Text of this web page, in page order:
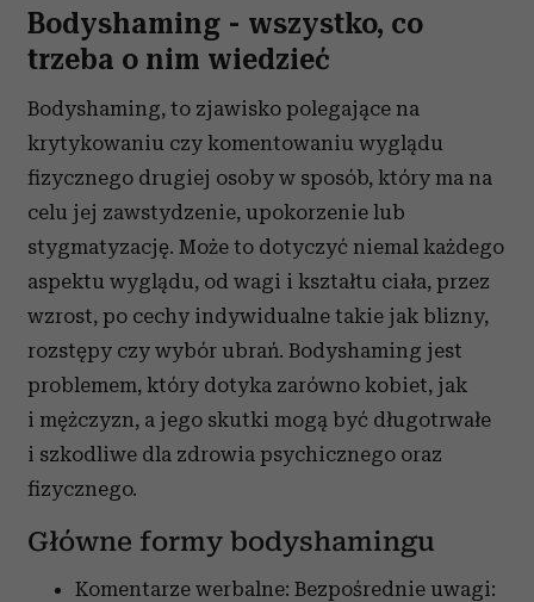
Bodyshaming - wszystko, co
trzeba o nim wiedzieć
Bodyshaming, to zjawisko polegające na
krytykowaniu czy komentowaniu wyglądu
fizycznego drugiej osoby w sposób, który ma na
celu jej zawstydzenie, upokorzenie lub
stygmatyzację. Może to dotyczyć niemal każdego
aspektu wyglądu, od wagi i kształtu ciała, przez
wzrost, po cechy indywidualne takie jak blizny,
rozstępy czy wybór ubrań. Bodyshaming jest
problemem, który dotyka zarówno kobiet, jak
i mężczyzn, a jego skutki mogą być długotrwałe
i szkodliwe dla zdrowia psychicznego oraz
fizycznego.
Główne formy bodyshamingu
Komentarze werbalne: Bezpośrednie uwagi: